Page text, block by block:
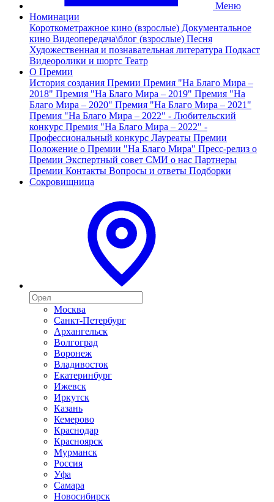
Меню
Номинации
Короткометражное кино (взрослые) Документальное
кино Видеопередача\блог (взрослые) Песня
Художественная и познавательная литература Подкаст
Видеоролики и шортс Театр
О Премии
История создания Премии Премия "На Благо Мира –
2018" Премия "На Благо Мира – 2019" Премия "На
Благо Мира – 2020" Премия "На Благо Мира – 2021"
Премия "На Благо Мира – 2022" - Любительский
конкурс Премия "На Благо Мира – 2022" -
Профессиональный конкурс Лауреаты Премии
Положение о Премии "На Благо Мира" Пресс-релиз о
Премии Экспертный совет СМИ о нас Партнеры
Премии Контакты Вопросы и ответы Подборки
Сокровищница
Москва
Санкт-Петербург
Архангельск
Волгоград
Воронеж
Владивосток
Екатеринбург
Ижевск
Иркутск
Казань
Кемерово
Краснодар
Красноярск
Мурманск
Россия
Уфа
Самара
Новосибирск